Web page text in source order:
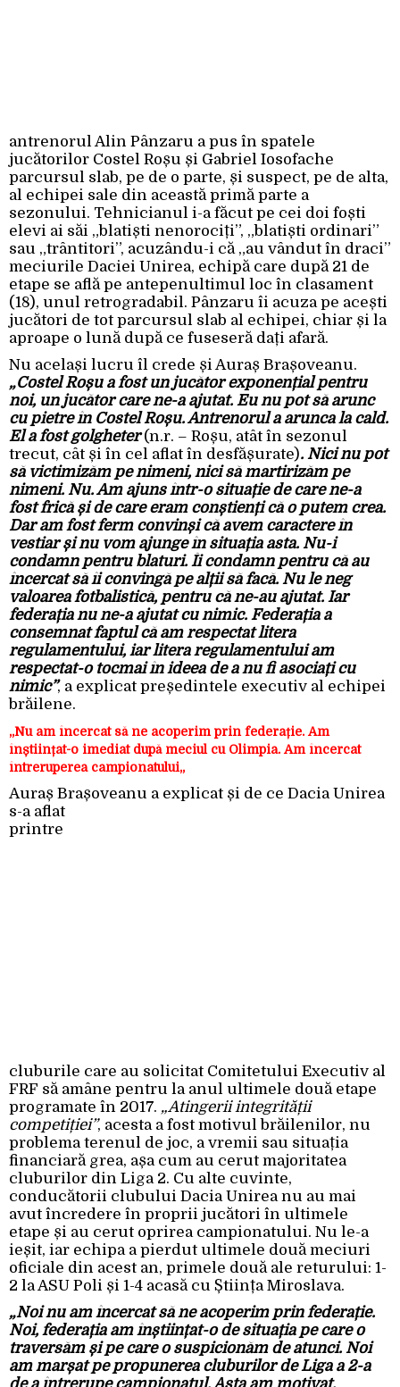
antrenorul Alin Pânzaru a pus în spatele
jucătorilor Costel Roșu și Gabriel Iosofache
parcursul slab, pe de o parte, și suspect, pe de alta,
al echipei sale din această primă parte a
sezonului. Tehnicianul i-a făcut pe cei doi foști
elevi ai săi „blatiști nenorociți”, „blatiști ordinari”
sau „trântitori”, acuzându-i că „au vândut în draci”
meciurile Daciei Unirea, echipă care după 21 de
etape se află pe antepenultimul loc în clasament
(18), unul retrogradabil. Pânzaru îi acuza pe acești
jucători de tot parcursul slab al echipei, chiar și la
aproape o lună după ce fuseseră dați afară.
Nu același lucru îl crede și Auraș Brașoveanu.
„Costel Roșu a fost un jucător exponențial pentru
noi, un jucător care ne-a ajutat. Eu nu pot să arunc
cu pietre în Costel Roșu. Antrenorul a arunca la cald.
El a fost golgheter(n.r. – Roșu, atât în sezonul
trecut, cât și în cel aflat în desfășurate). Nici nu pot
să victimizăm pe nimeni, nici să martirizăm pe
nimeni. Nu. Am ajuns într-o situație de care ne-a
fost frică și de care eram conștienți că o putem crea.
Dar am fost ferm convinși că avem caractere în
vestiar și nu vom ajunge în situația asta. Nu-i
condamn pentru blaturi. Îi condamn pentru că au
încercat să îi convingă pe alții să facă. Nu le neg
valoarea fotbalistică, pentru că ne-au ajutat. Iar
federația nu ne-a ajutat cu nimic. Federația a
consemnat faptul că am respectat litera
regulamentului, iar litera regulamentului am
respectat-o tocmai în ideea de a nu fi asociați cu
nimic”, a explicat președintele executiv al echipei
brăilene.
„Nu am încercat să ne acoperim prin federație.Am
înștiințat-o imediat după meciul cu Olimpia. Am încercat
întreruperea campionatului„
Auraș Brașoveanu a explicat și de ce Dacia Unirea
s-a aflat
printre
cluburile care au solicitat Comitetului Executiv al
FRF să amâne pentru la anul ultimele două etape
programate în 2017. „Atingerii integrității
competiției”, acesta a fost motivul brăilenilor, nu
problema terenul de joc, a vremii sau situația
financiară grea, așa cum au cerut majoritatea
cluburilor din Liga 2. Cu alte cuvinte,
conducătorii clubului Dacia Unirea nu au mai
avut încredere în proprii jucători în ultimele
etape și au cerut oprirea campionatului. Nu le-a
ieșit, iar echipa a pierdut ultimele două meciuri
oficiale din acest an, primele două ale returului: 1-
2 la ASU Poli și 1-4 acasă cu Știința Miroslava.
„Noi nu am încercat să ne acoperim prin federație.
Noi, federația am înștiințat-o de situația pe care o
traversăm și pe care o suspicionăm de atunci. Noi
am marșat pe propunerea cluburilor de Liga a 2-a